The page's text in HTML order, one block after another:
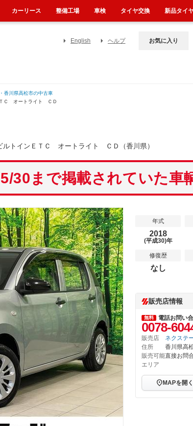
English ヘルプ お気に入り
香川県高松市の中古車
Ｃ オートライト ＣＤ
インＥＴＣ オートライト ＣＤ（香川県）
30まで掲載されていた車
年式
2018
(平成30)年
修復歴
なし
販売店情報
無料 電話お問い
0078-
販売店
ネクステ
住所
香川県高
販売可能
エリア
直接お問
MAPを開く
カーリース 整備工場 車検 タイヤ交換 新品タイ